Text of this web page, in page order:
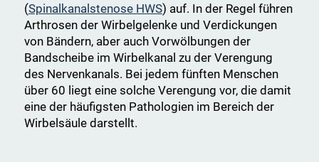
(Spinalkanalstenose HWS) auf. In der Regel führen
Arthrosen der Wirbelgelenke und Verdickungen
von Bändern, aber auch Vorwölbungen der
Bandscheibe im Wirbelkanal zu der Verengung
des Nervenkanals. Bei jedem fünften Menschen
über 60 liegt eine solche Verengung vor, die damit
eine der häufigsten Pathologien im Bereich der
Wirbelsäule darstellt.